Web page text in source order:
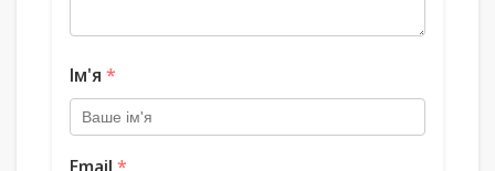
Ім'я *